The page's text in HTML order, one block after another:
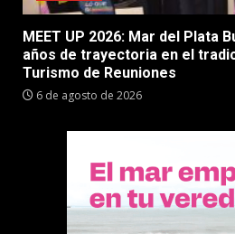
MEET UP 2026: Mar del Plata
años de trayectoria en el
Turismo de Reuniones
6 de agosto de 2026